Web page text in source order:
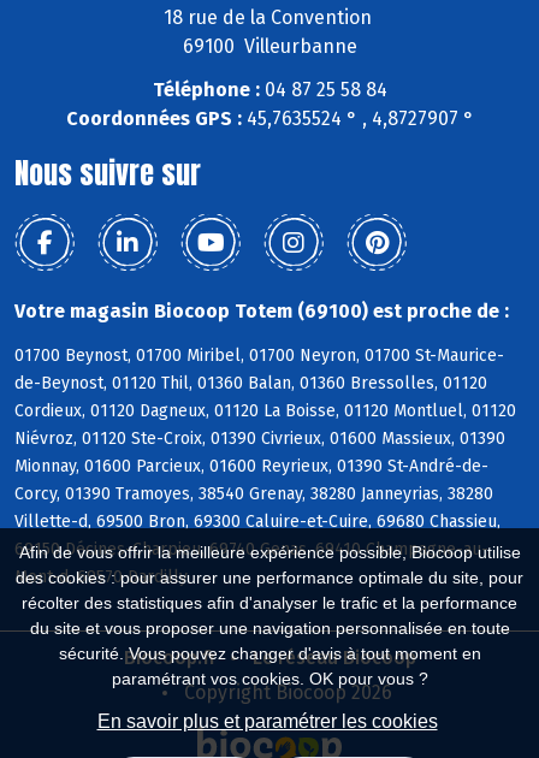
Afin de vous offrir la meilleure expérience possible, Biocoop utilise
des cookies : pour assurer une performance optimale du site, pour
récolter des statistiques afin d'analyser le trafic et la performance
du site et vous proposer une navigation personnalisée en toute
sécurité. Vous pouvez changer d'avis à tout moment en
paramétrant vos cookies. OK pour vous ?
En savoir plus et paramétrer les cookies
18 rue de la Convention
69100 Villeurbanne
Téléphone :04 87 25 58 84
Coordonnées GPS :45,7635524 ° , 4,8727907 °
Nous suivre sur
Votre magasin Biocoop Totem (69100) est proche de :
01700 Beynost, 01700 Miribel, 01700 Neyron, 01700 St-Maurice-
de-Beynost, 01120 Thil, 01360 Balan, 01360 Bressolles, 01120
Cordieux, 01120 Dagneux, 01120 La Boisse, 01120 Montluel, 01120
Niévroz, 01120 Ste-Croix, 01390 Civrieux, 01600 Massieux, 01390
Mionnay, 01600 Parcieux, 01600 Reyrieux, 01390 St-André-de-
Corcy, 01390 Tramoyes, 38540 Grenay, 38280 Janneyrias, 38280
Villette-d, 69500 Bron, 69300 Caluire-et-Cuire, 69680 Chassieu,
69150 Décines-Charpieu, 69740 Genas, 69410 Champagne-au-
Mont-d, 69570 Dardilly
Biocoop.fr
Le réseau Biocoop
Copyright Biocoop 2026